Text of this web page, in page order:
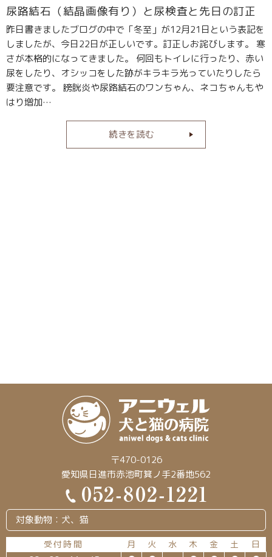
尿路結石（結晶画像有り）と尿検査と先日の訂正
昨日書きましたブログの中で「冬至」が12月21日という表記を
しましたが、今日22日が正しいです。訂正しお詫びします。 寒
さが本格的になってきました。 何回もトイレに行ったり、赤い
尿をしたり、オシッコをした跡がキラキラ光っていたりしたら
要注意です。 膀胱炎や尿路結石のワンちゃん、ネコちゃんもや
はり増加…
続きを読む
〒470-0126
愛知県日進市赤池町箕ノ手2番地562
対象動物：犬、猫
受付時間 月 火 水 木 金 土 日